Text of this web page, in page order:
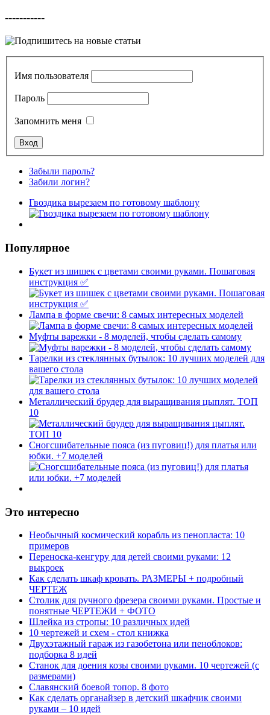
-----------
Имя пользователя
Пароль
Запомнить меня
Забыли пароль?
Забили логин?
Гвоздика вырезаем по готовому шаблону
Популярное
Букет из шишек с цветами своими руками. Пошаговая
инструкция ✅
Лампа в форме свечи: 8 самых интересных моделей
Муфты варежки - 8 моделей, чтобы сделать самому
Тарелки из стеклянных бутылок: 10 лучших моделей для
вашего стола
Металлический брудер для выращивания цыплят. ТОП
10
Сногсшибательные пояса (из пуговиц!) для платья или
юбки. +7 моделей
Это интересно
Необычный космический корабль из пенопласта: 10
примеров
Переноска-кенгуру для детей своими руками: 12
выкроек
Как сделать шкаф кровать. РАЗМЕРЫ + подробный
ЧЕРТЕЖ
Столик для ручного фрезера своими руками. Простые и
понятные ЧЕРТЕЖИ + ФОТО
Шлейка из стропы: 10 различных идей
10 чертежей и схем - стол книжка
Двухэтажный гараж из газобетона или пеноблоков:
подборка 8 идей
Станок для доения козы своими руками. 10 чертежей (с
размерами)
Славянский боевой топор. 8 фото
Как сделать органайзер в детский шкафчик своими
руками – 10 идей